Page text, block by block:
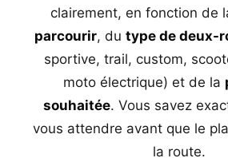
clairement, en fonction de
parcourir, du type de deux-
sportive, trail, custom,
moto électrique) et de la
souhaitée. Vous savez
vous attendre avant que le
la route.